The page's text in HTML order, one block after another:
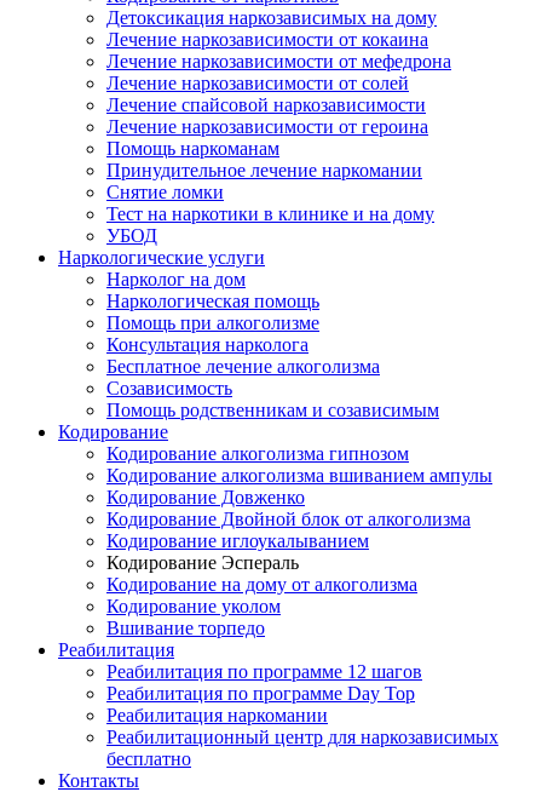
Детоксикация наркозависимых на дому
Лечение наркозависимости от кокаина
Лечение наркозависимости от мефедрона
Лечение наркозависимости от солей
Лечение спайсовой наркозависимости
Лечение наркозависимости от героина
Помощь наркоманам
Принудительное лечение наркомании
Снятие ломки
Тест на наркотики в клинике и на дому
УБОД
Наркологические услуги
Нарколог на дом
Наркологическая помощь
Помощь при алкоголизме
Консультация нарколога
Бесплатное лечение алкоголизма
Созависимость
Помощь родственникам и созависимым
Кодирование
Кодирование алкоголизма гипнозом
Кодирование алкоголизма вшиванием ампулы
Кодирование Довженко
Кодирование Двойной блок от алкоголизма
Кодирование иглоукалыванием
Кодирование Эспераль
Кодирование на дому от алкоголизма
Кодирование уколом
Вшивание торпедо
Реабилитация
Реабилитация по программе 12 шагов
Реабилитация по программе Day Top
Реабилитация наркомании
Реабилитационный центр для наркозависимых
бесплатно
Контакты